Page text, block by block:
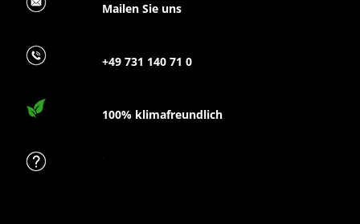
Mailen Sie uns
+49 731 140 71 0
100% klimafreundlich